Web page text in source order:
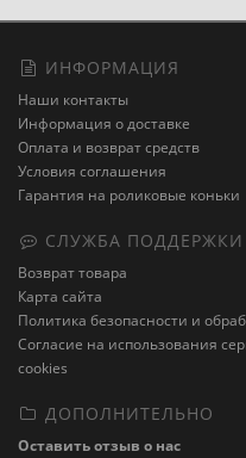
ИНФОРМАЦИЯ
Наши контакты
Информация о доставке
Оплата и возврат средств
Условия соглашения
Гарантия на роликовые коньки
СЛУЖБА ПОДДЕРЖКИ
Возврат товара
Карта сайта
Политика безопасности и
Cогласие на использования
cookies
ДОПОЛНИТЕЛЬНО
Оставить отзыв о нас